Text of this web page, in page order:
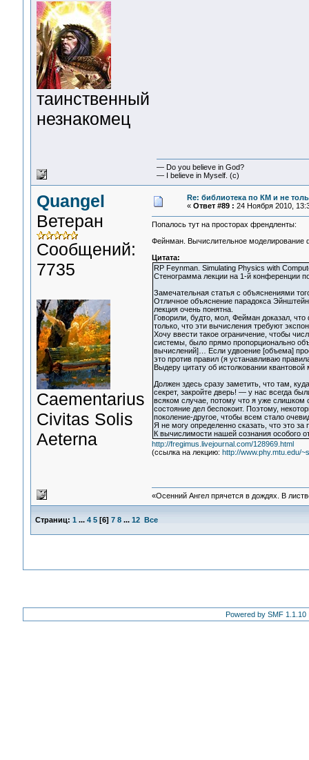
таинственный
незнакомец
— Do you believe in God?
— I believe in Myself. (c)
Quangel
Ветеран
Сообщений:
7735
Сaementarius
Civitas Solis
Aeterna
Re: библиотека по КМ и не
« Ответ #89 : 24 Ноября 2010,
Попалось тут на просторах френдленты:
Фейнман. Вычислительное моделирование
Цитата:
RP Feynman. Simulating Physics with
Стенограмма лекции на 1-й конференции
Замечательная статья с объяснениями
Отличное объяснение парадокса
лекция очень понятна.
Говорили, будто, мол, Фейман доказал,
только, что эти вычисления требуют
Хочу ввести такое ограничение, чтобы
системы, было прямо пропорционально
вычислений]… Если удвоение [объема]
это против правил (я устанавливаю
Выдеру цитату об истолковании квантовой
Должен здесь сразу заметить, что там,
секрет, закройте дверь! — у нас всегда
всяком случае, потому что я уже слишком
состояние дел беспокоит. Поэтому,
поколение-другое, чтобы всем стало
Я не могу определенно сказать, что это
К вычислимости нашей сознания особого
http://fregimus.livejournal.com/128969.html
(ссылка на лекцию: http://www.phy.mtu.edu/
«Осенний Ангел прячется в дождях. В
Страниц: 1 ... 4 5[6] 7 8 ... 12 Все
Powered by SMF 1.1.10